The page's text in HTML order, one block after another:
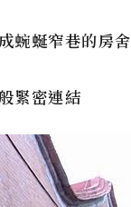
蜿蜒窄巷的房舍
緊密連結